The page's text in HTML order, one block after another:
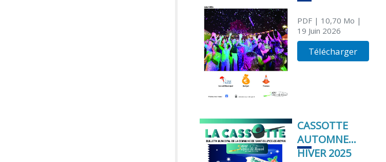
PDF| 10,70 Mo |
19 Juin 2026
Télécharger
CASSOTTE
AUTOMNE
HIVER 2025